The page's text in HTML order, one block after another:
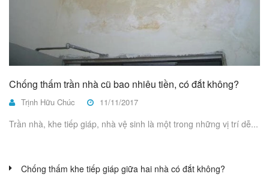
Chống thấm trần nhà cũ bao nhiêu tiền, có đắt không?
Trịnh Hữu Chúc 11/11/2017
Trần nhà, khe tiếp giáp, nhà vệ sinh là một trong những vị trí dễ...
Chống thấm khe tiếp giáp giữa hai nhà có đắt không?